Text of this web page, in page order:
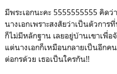
มีพระเอกนะคะ 5555555555 คิ
นางเอกเพราะสงสัยว่าเป็นตัวกา
ก็ไม่มีหลักฐาน เลยอยู่บ้านเขาเพื่
แต่นางเอกก็เหมือนกลายเป็นอีกค
ต่อกรด้วย เธอเป็นใครกัน!!